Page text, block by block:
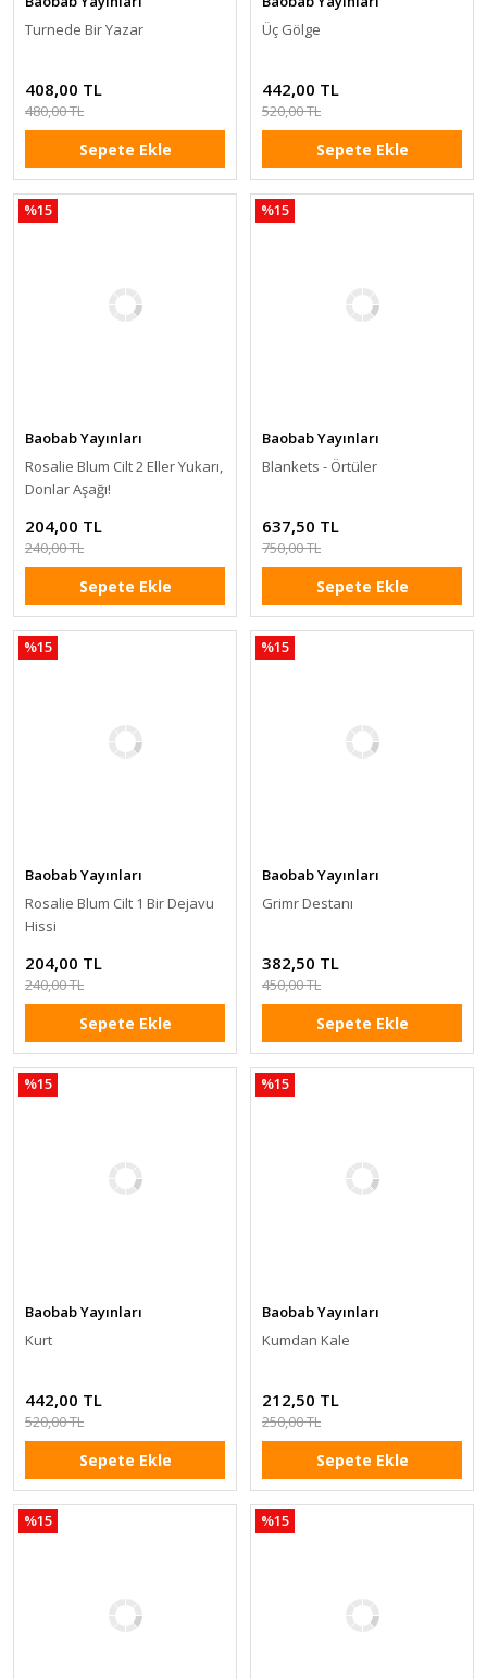
Turnede Bir Yazar
408,00 TL
480,00 TL
Sepete Ekle
Üç Gölge
442,00 TL
520,00 TL
Sepete Ekle
%15
Baobab Yayınları
Rosalie Blum Cilt 2 Eller Yukarı,
Donlar Aşağı!
204,00 TL
240,00 TL
Sepete Ekle
%15
Baobab Yayınları
Blankets - Örtüler
637,50 TL
750,00 TL
Sepete Ekle
%15
Baobab Yayınları
Rosalie Blum Cilt 1 Bir Dejavu
Hissi
204,00 TL
240,00 TL
Sepete Ekle
%15
Baobab Yayınları
Grimr Destanı
382,50 TL
450,00 TL
Sepete Ekle
%15
Baobab Yayınları
Kurt
442,00 TL
520,00 TL
Sepete Ekle
%15
Baobab Yayınları
Kumdan Kale
212,50 TL
250,00 TL
Sepete Ekle
%15 %15